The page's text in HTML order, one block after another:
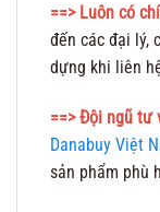
==> Luôn có
đến các đại lý,
dựng khi liên
==> Đội ngũ tư
Danabuy Việt
sản phẩm phù